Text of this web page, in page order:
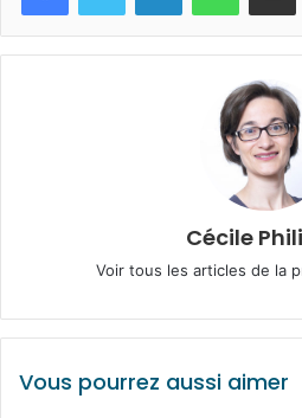
Cécile
Voir tous les articles de la
Vous pourrez aussi aimer